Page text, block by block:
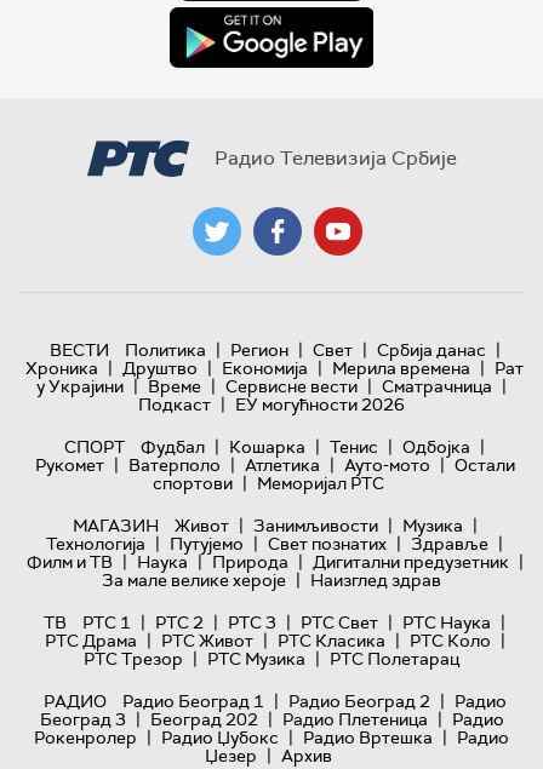
Радио Телевизија Србије
ВЕСТИ Политика | Регион | Свет | Србија данас |
Хроника | Друштво | Економија | Мерила времена | Рат
у Украјини | Време | Сервисне вести | Сматрачница |
Подкаст | ЕУ могућности 2026
СПОРТ
Фудбал | Кошарка | Тенис | Одбојка |
Рукомет | Ватерполо | Атлетика | Ауто-мото | Остали
спортови | Меморијал РТС
МАГАЗИН
Живот | Занимљивости | Музика |
Технологијa | Путујемо | Свет познатих | Здравље |
Филм и ТВ | Наука | Природа | Дигитални предузетник |
За мале велике хероје | Наизглед здрав
ТВ
РТС 1 | РТС 2 | РТС 3 | РТС Свет | РТС Наука |
РТС Драма | РТС Живот | РТС Класика | РТС Коло |
РТС Трезор | РТС Музика | РТС Полетарац
РАДИО
Радио Београд 1 | Радио Београд 2 | Радио
Београд 3 | Београд 202 | Радио Плетеница | Радио
Рокенролер | Радио Џубокс | Радио Вртешка | Радио
Џезер | Архив